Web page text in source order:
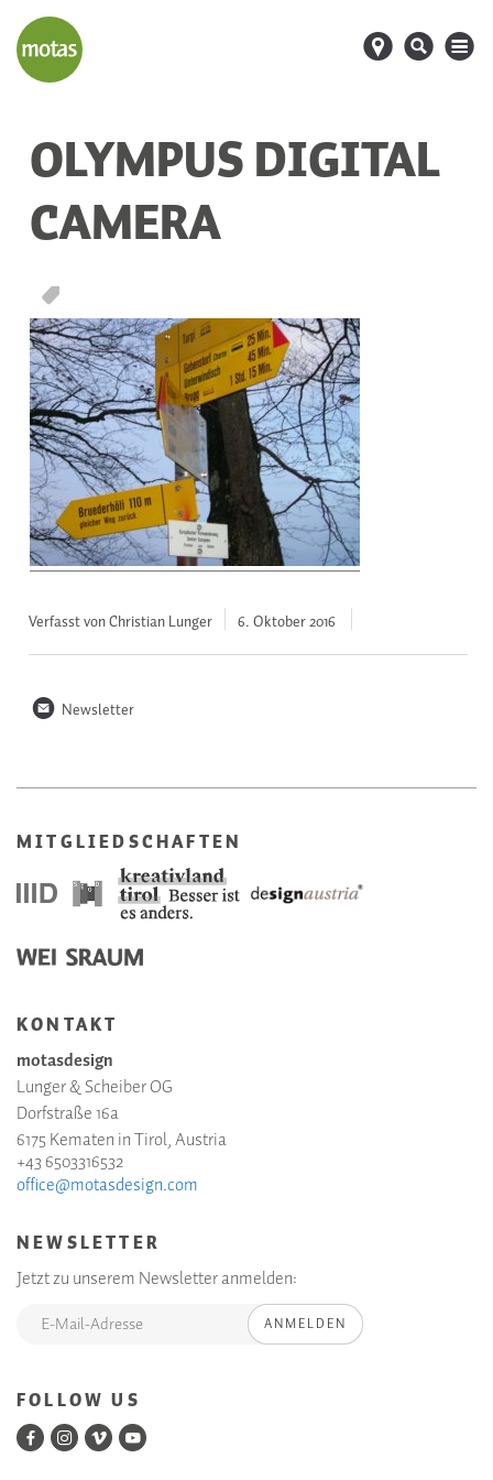
d s M
OLYMPUS DIGITAL
CAMERA
T
Verfasst von Christian Lunger 6. Oktober2016
n Newsletter
MITGLIEDSCHAFTEN
KONTAKT
motasdesign
Lunger & Scheiber OG
Dorfstraße 16a
6175 Kematen in Tirol, Austria
+43 6503316532
office@motasdesign.com
NEWSLETTER
Jetzt zu unserem Newsletter anmelden:
ANMELDEN
FOLLOW US